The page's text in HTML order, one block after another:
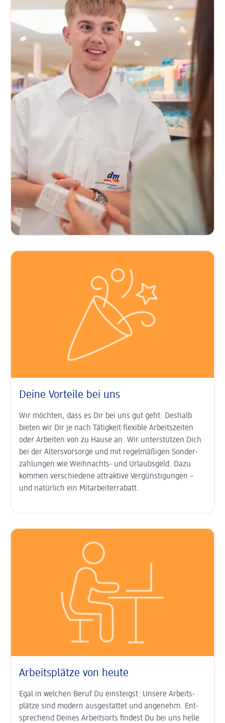
Deine Vorteile bei uns
Wir möchten, dass es Dir bei uns gut geht. Deshalb
bieten wir Dir je nach Tätigkeit flexible Arbeits­zeiten
oder Arbeiten von zu Hause an. Wir unter­stützen Dich
bei der Alters­vorsorge und mit regel­mäßigen Sonder­
zahlungen wie Weihnachts- und Urlaubs­geld. Dazu
kommen ver­schiedene attraktive Ver­günsti­gungen –
und natürlich ein Mitarbeiter­rabatt.
Arbeitsplätze von heute
Egal in welchen Beruf Du einsteigst: Unsere Arbeits­
plätze sind modern aus­gestattet und angenehm. Ent­
sprechend Deines Arbeits­orts findest Du bei uns helle